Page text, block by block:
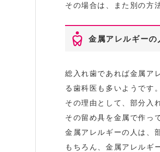
その場合は、また別の方
金属アレルギー
総入れ歯であれば金属ア
る歯科医も多いようです。
その理由として、部分入
その留め具を金属で作っ
金属アレルギーの人は、
もちろん、金属アレルギ